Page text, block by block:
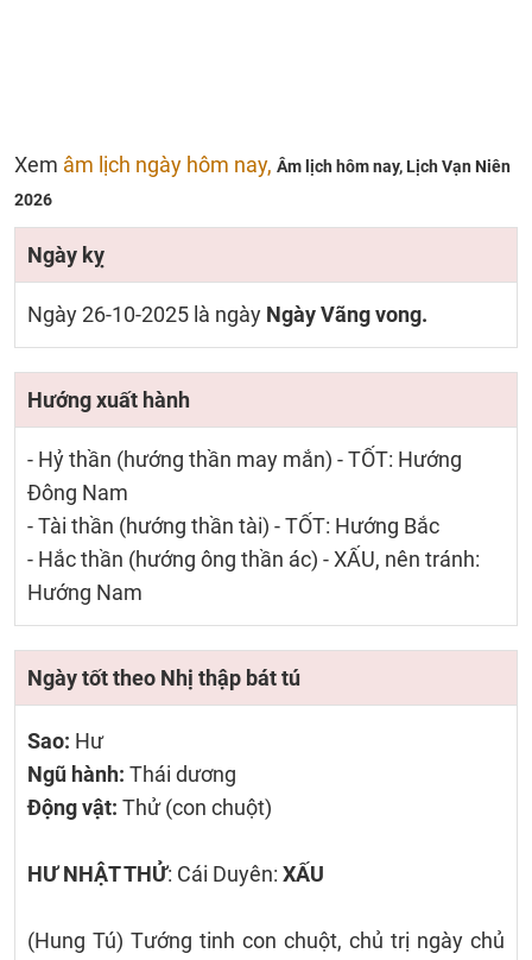
Xem âm lịch ngày hôm nay, Âm lịch hôm nay, Lịch Vạn Niên
2026
Ngày kỵ
Ngày 26-10-2025 là ngày Ngày Vãng vong.
Hướng xuất hành
- Hỷ thần (hướng thần may mắn) - TỐT: Hướng
Đông Nam
- Tài thần (hướng thần tài) - TỐT: Hướng Bắc
- Hắc thần (hướng ông thần ác) - XẤU, nên tránh:
Hướng Nam
Ngày tốt theo Nhị thập bát tú
Sao: Hư
Ngũ hành: Thái dương
Động vật: Thử (con chuột)
HƯ NHẬT THỬ: Cái Duyên: XẤU
(Hung Tú) Tướng tinh con chuột, chủ trị ngày chủ